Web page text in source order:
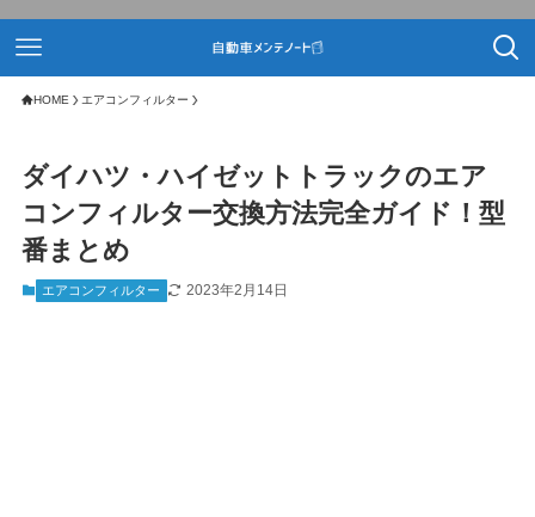
HOME エアコンフィルター
ダイハツ・ハイゼットトラックのエア
コンフィルター交換方法完全ガイド！型
番まとめ
エアコンフィルター 2023年2月14日